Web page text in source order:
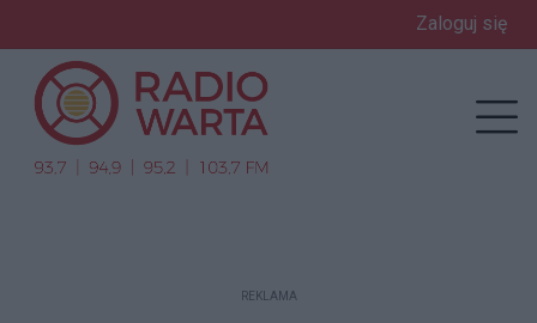
Zaloguj się
REKLAMA